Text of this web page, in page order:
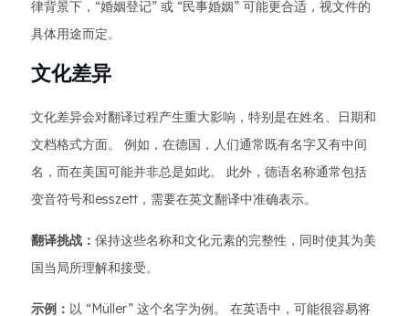
律背景下，“婚姻登记” 或 “民事婚姻” 可能更合适，视文件的
具体用途而定。
文化差异
文化差异会对翻译过程产生重大影响，特别是在姓名、日期和
文档格式方面。 例如，在德国，人们通常既有名字又有中间
名，而在美国可能并非总是如此。 此外，德语名称通常包括
变音符号和esszett，需要在英文翻译中准确表示。
翻译挑战： 保持这些名称和文化元素的完整性，同时使其为美
国当局所理解和接受。
示例： 以 “Müller” 这个名字为例。 在英语中，可能很容易将